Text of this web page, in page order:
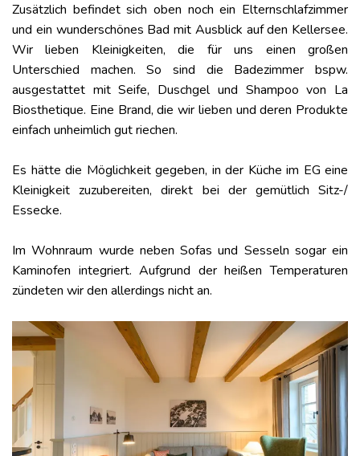
Zusätzlich befindet sich oben noch ein Elternschlafzimmer
und ein wunderschönes Bad mit Ausblick auf den Kellersee.
Wir lieben Kleinigkeiten, die für uns einen großen
Unterschied machen. So sind die Badezimmer bspw.
ausgestattet mit Seife, Duschgel und Shampoo von La
Biosthetique. Eine Brand, die wir lieben und deren Produkte
einfach unheimlich gut riechen.
Es hätte die Möglichkeit gegeben, in der Küche im EG eine
Kleinigkeit zuzubereiten, direkt bei der gemütlich Sitz-/
Essecke.
Im Wohnraum wurde neben Sofas und Sesseln sogar ein
Kaminofen integriert. Aufgrund der heißen Temperaturen
zündeten wir den allerdings nicht an.